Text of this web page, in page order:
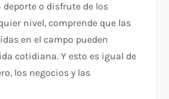
o disfrute de los
nivel, comprende que las
en el campo pueden
cotidiana. Y esto es igual de
los negocios y las